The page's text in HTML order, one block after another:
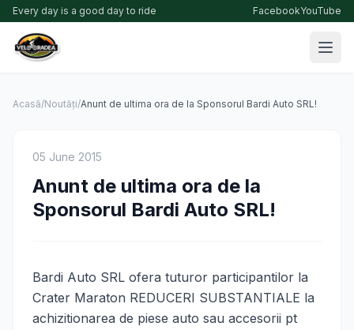
Every day is a good day to ride FacebookYouTube
Acasă/Noutăți/Anunt de ultima ora de la Sponsorul Bardi Auto SRL!
05 June 2015
Anunt de ultima ora de la
Sponsorul Bardi Auto SRL!
Bardi Auto SRL ofera tuturor participantilor la
Crater Maraton REDUCERI SUBSTANTIALE la
achizitionarea de piese auto sau accesorii pt